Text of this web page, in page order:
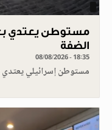
مستوطن يعتدي
الضفة
08/08/2026 - 18:35
مستوطن إسرائيلي